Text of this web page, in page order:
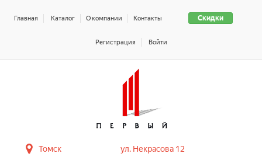
Скидки
Главная Каталог О компании Контакты
Регистрация Войти
Томск
ул. Некрасова 12